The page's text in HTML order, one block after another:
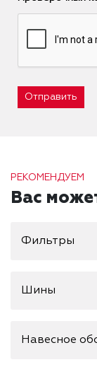
Отправить
РЕКОМЕНДУЕМ
Вас
Фильтры
Шины
Навесное